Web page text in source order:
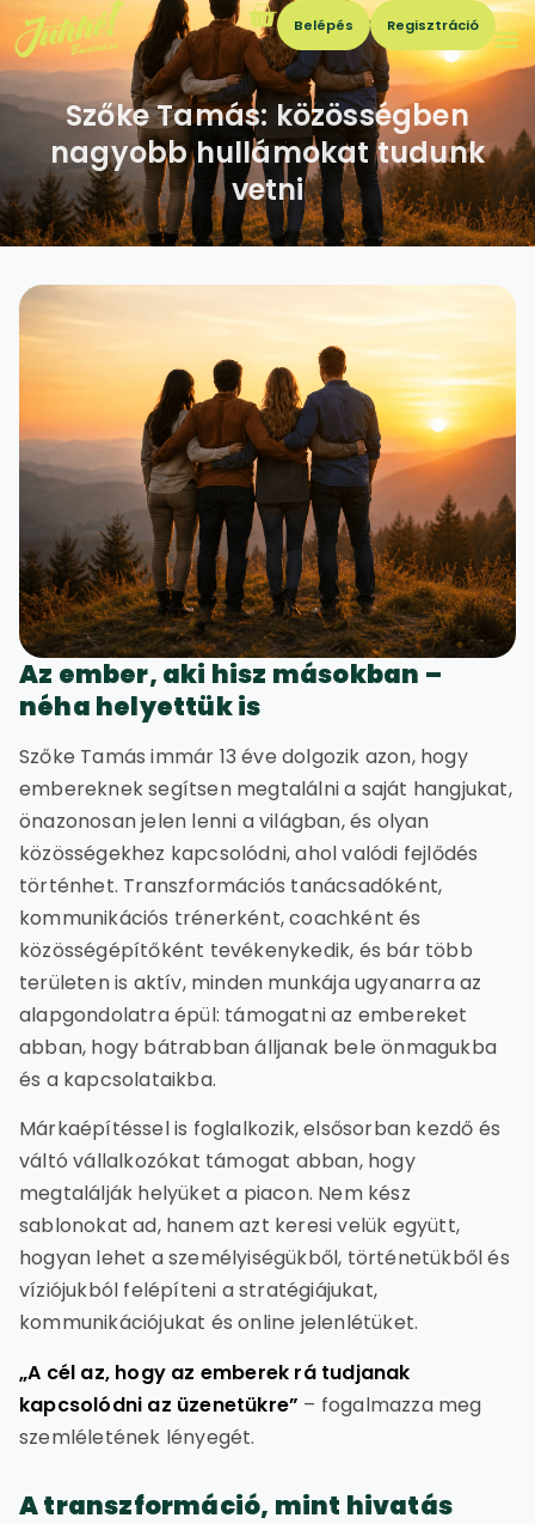
Belépés Regisztráció
Szőke Tamás: közösségben
nagyobb hullámokat tudunk
vetni
Az ember, aki hisz másokban –
néha helyettük is
Szőke Tamás immár 13 éve dolgozik azon, hogy
embereknek segítsen megtalálni a saját hangjukat,
önazonosan jelen lenni a világban, és olyan
közösségekhez kapcsolódni, ahol valódi fejlődés
történhet. Transzformációs tanácsadóként,
kommunikációs trénerként, coachként és
közösségépítőként tevékenykedik, és bár több
területen is aktív, minden munkája ugyanarra az
alapgondolatra épül: támogatni az embereket
abban, hogy bátrabban álljanak bele önmagukba
és a kapcsolataikba.
Márkaépítéssel is foglalkozik, elsősorban kezdő és
váltó vállalkozókat támogat abban, hogy
megtalálják helyüket a piacon. Nem kész
sablonokat ad, hanem azt keresi velük együtt,
hogyan lehet a személyiségükből, történetükből és
víziójukból felépíteni a stratégiájukat,
kommunikációjukat és online jelenlétüket.
„A cél az, hogy az emberek rá tudjanak
kapcsolódni az üzenetükre” – fogalmazza meg
szemléletének lényegét.
A transzformáció, mint hivatás